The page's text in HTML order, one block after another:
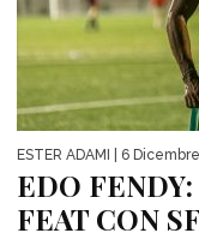
ESTER ADAMI | 6
EDO
FEAT CON